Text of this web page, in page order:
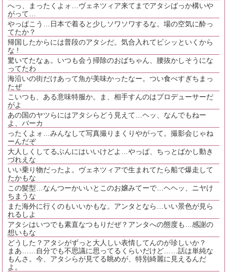
へっ、まったくよォ…ヴェネツィア来てまでアタシばっか構いや
がって…
やっぱこう…日本で着ると少しソワソワするな。場の空気に酔っ
てたか？
帰国したからには普段のアタシだ。気合入れてビシッといくから
な !
驚いてたなぁ。いつも会う掃除のおばちゃん、腰抜かしそうにな
ってたわ
海沿いの街だけあって魚が美味かったなー。つい食べすぎちまっ
たぜ
こいつも、ある意味特服か。ま、相手すんのはプロデューサーだ
がよ
あの国のヤツらにはアタシらどう見えて…ヘッ、なんでもねー
よ、バーカ
ったくよォ…みんなして写真撮りまくりやがって。撮影会じゃね
ーんだぞ
大人しくしてるぶんにはいいけどよ…やっぱ、ちっとばかし動き
づれえな
いい乗り物だったよ。ヴェネツィアで生まれてたら船で爆走して
たかもな
この髪型…なんつーかいいとこのお嬢みてーで…ヘヘッ、ニヤけ
ちまうな
また海外に行くのもいいかもな。アンタとなら…いい景色が見ら
れるしよ
アタシはいつでも素直なつもりだぜ？アンタへの態度も…感謝の
想いもな
どうした？アタシがずっと大人しい表情してんのが珍しいか？
まあ……自分でも不思議に思ってるくらいだけど……話は単純な
もんさ。今、アタシらが見てる眺めが、特別綺麗に見えるんだ
よ。